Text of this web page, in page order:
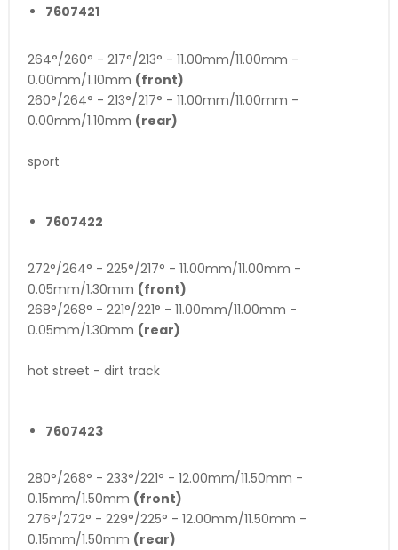
7607421
264°/260° - 217°/213° - 11.00mm/11.00mm -
0.00mm/1.10mm (front)
260°/264° - 213°/217° - 11.00mm/11.00mm -
0.00mm/1.10mm (rear)
sport
7607422
272°/264° - 225°/217° - 11.00mm/11.00mm -
0.05mm/1.30mm (front)
268°/268° - 221°/221° - 11.00mm/11.00mm -
0.05mm/1.30mm (rear)
hot street - dirt track
7607423
280°/268° - 233°/221° - 12.00mm/11.50mm -
0.15mm/1.50mm (front)
276°/272° - 229°/225° - 12.00mm/11.50mm -
0.15mm/1.50mm (rear)